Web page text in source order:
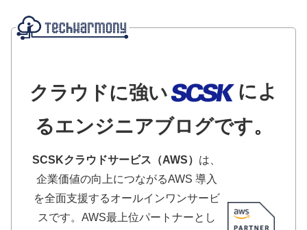
クラウドに強い
によ
るエンジニアブログです。
SCSKクラウドサービス（AWS） は、
企業価値の向上につながるAWS 導入
を全面支援するオールインワンサービ
スです。AWS最上位パートナーとし